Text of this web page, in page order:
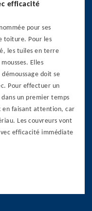
efficacité
pour ses
toiture. Pour les
les tuiles en terre
Elles
doit se
Pour effectuer un
un premier temps
en faisant attention, car
Les couvreurs vont
efficacité immédiate